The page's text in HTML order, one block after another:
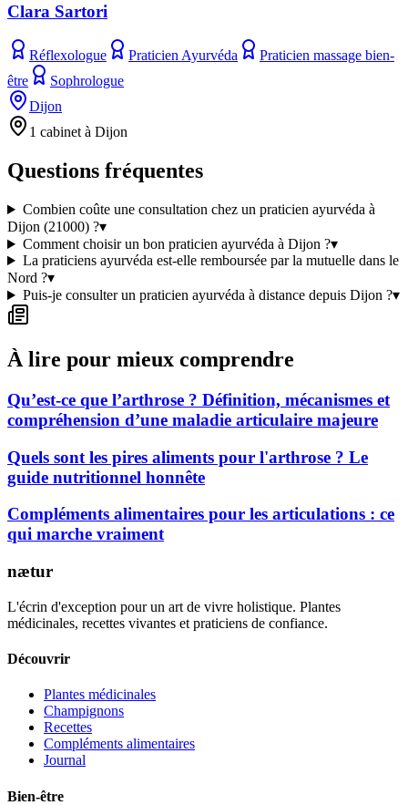
Clara Sartori
Réflexologue Praticien Ayurvéda
Praticien massage bien-
être
Sophrologue
Dijon
1 cabinet à Dijon
Questions fréquentes
Combien coûte une consultation chez un praticien ayurvéda à
Dijon (21000) ?▾
Comment choisir un bon praticien ayurvéda à Dijon ?▾
La praticiens ayurvéda est-elle remboursée par la mutuelle dans le
Nord ?▾
Puis-je consulter un praticien ayurvéda à distance depuis Dijon ?▾
À lire pour mieux comprendre
Qu’est-ce que l’arthrose ? Définition, mécanismes et
compréhension d’une maladie articulaire majeure
Quels sont les pires aliments pour l'arthrose ? Le
guide nutritionnel honnête
Compléments alimentaires pour les articulations : ce
qui marche vraiment
nætur
L'écrin d'exception pour un art de vivre holistique. Plantes
médicinales, recettes vivantes et praticiens de confiance.
Découvrir
Plantes médicinales
Champignons
Recettes
Compléments alimentaires
Journal
Bien-être